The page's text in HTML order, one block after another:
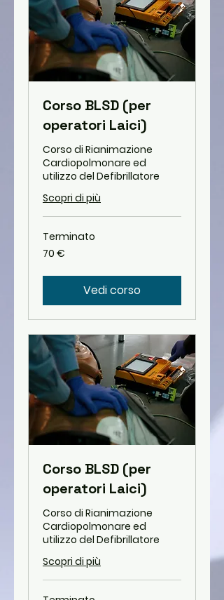
Corso BLSD (per
operatori Laici)
Corso di Rianimazione
Cardiopolmonare ed
utilizzo del Defibrillatore
Scopri di più
Terminato
70
euro
70 €
Vedi corso
Corso BLSD (per
operatori Laici)
Corso di Rianimazione
Cardiopolmonare ed
utilizzo del Defibrillatore
Scopri di più